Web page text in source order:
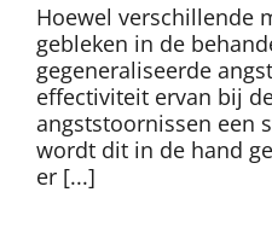
Hoewel verschillende
gebleken in de
gegeneraliseerde
effectiviteit ervan bij
angststoornissen een
wordt dit in de hand
er [...]